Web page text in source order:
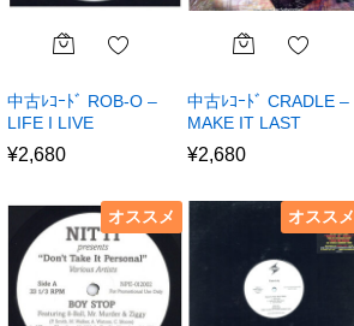
中古ﾚｺｰﾄﾞ ROB-O –
LIFE I LIVE
¥2,680
中古ﾚｺｰﾄﾞ CRADLE –
MAKE IT LAST
¥2,680
オススメ オススメ